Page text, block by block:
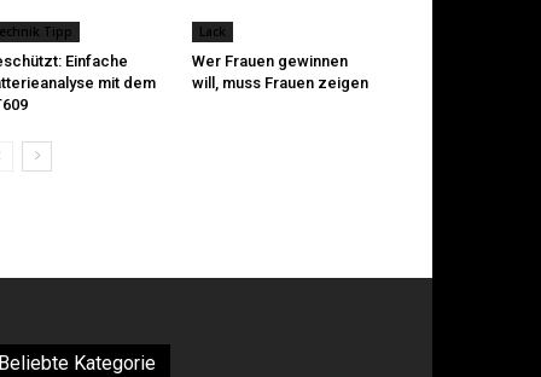
Tipp
Einfache
mit dem
Lack
Wer Frauen gewinnen
will, muss Frauen zeigen
Kategorie